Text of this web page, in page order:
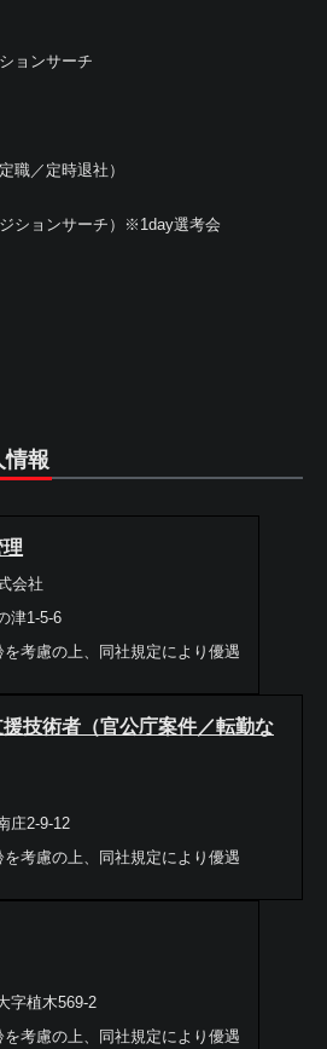
ョンサーチ
職／定時退社）
ションサーチ）※1day選考会
情報
理
会社
津1-5-6
考慮の上、同社規定により優遇
援技術者（官公庁案件／転勤な
庄2-9-12
考慮の上、同社規定により優遇
字植木569-2
考慮の上、同社規定により優遇